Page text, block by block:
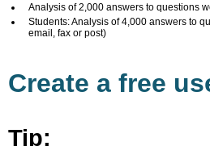
Analysis of 2,000 answers to questions
Students: Analysis of 4,000 answers to
email, fax or post)
Create a free
Tip: